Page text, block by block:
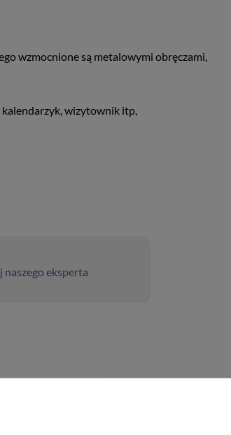
wzmocnione są metalowymi obręczami,
kalendarzyk, wizytownik itp,
naszego eksperta